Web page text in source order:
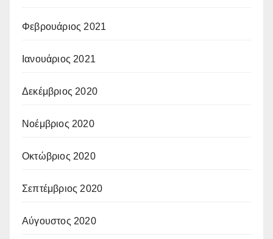
Φεβρουάριος 2021
Ιανουάριος 2021
Δεκέμβριος 2020
Νοέμβριος 2020
Οκτώβριος 2020
Σεπτέμβριος 2020
Αύγουστος 2020